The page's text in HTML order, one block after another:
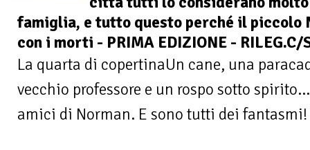
famiglia, e tutto questo perché il piccolo
con i morti - PRIMA EDIZIONE - RILEG.C/
La quarta di copertinaUn cane, una
vecchio professore e un rospo sotto
amici di Norman. E sono tutti dei